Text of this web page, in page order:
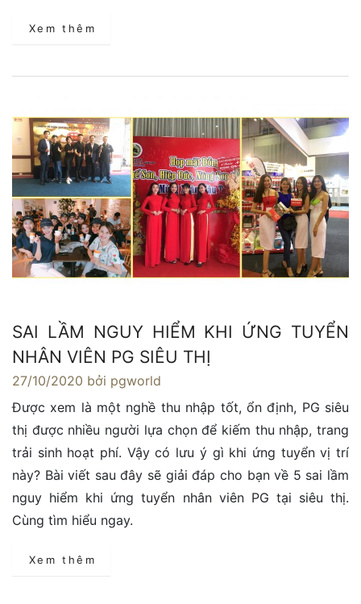
Xem thêm
SAI LẦM NGUY HIỂM KHI ỨNG TUYỂN
NHÂN VIÊN PG SIÊU THỊ
27/10/2020 bởi pgworld
Được xem là một nghề thu nhập tốt, ổn định, PG siêu
thị được nhiều người lựa chọn để kiếm thu nhập, trang
trải sinh hoạt phí. Vậy có lưu ý gì khi ứng tuyển vị trí
này? Bài viết sau đây sẽ giải đáp cho bạn về 5 sai lầm
nguy hiểm khi ứng tuyển nhân viên PG tại siêu thị.
Cùng tìm hiểu ngay.
Xem thêm